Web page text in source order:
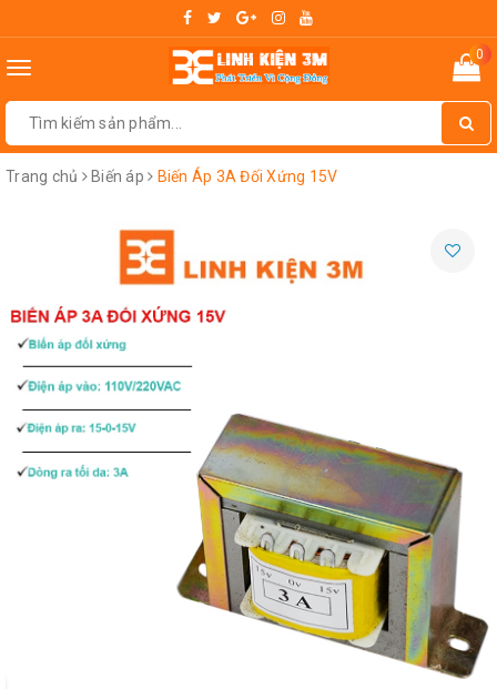
Toggle
0
Trang chủ Biến áp Biến Áp 3A Đối Xứng 15V